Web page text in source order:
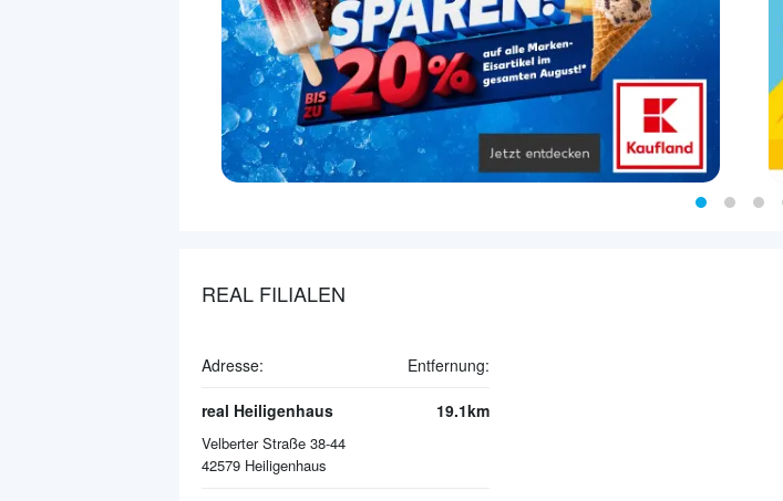
REAL FILIALEN
Adresse: Entfernung:
real Heiligenhaus
Velberter Straße 38-44
42579 Heiligenhaus
19.1km